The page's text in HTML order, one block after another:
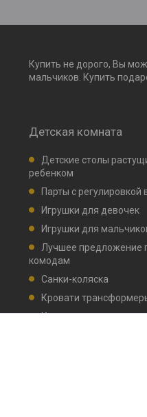
Купить не дорого, Вы
мальчиков. Купить
Детская комната
Детские столы
ребенком
Парты с регулировкой
Игрушки для девочек
Игрушки для
Лучшее предложение
комодам
Санки-коляска
Кровати
Кровати детские